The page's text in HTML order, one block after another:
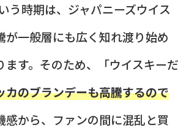
う時期は、ジャパニーズウイス
が一般層にも広く知れ渡り始め
ます。そのため、「ウイスキーだ
カのブランデーも高騰するので
感から、ファンの間に混乱と買